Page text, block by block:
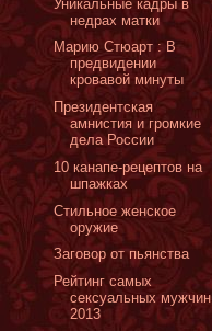
Уникальные кадры в
недрах матки
Марию Стюарт : В
предвидении
кровавой минуты
Президентская
амнистия и громкие
дела России
10 канапе-рецептов на
шпажках
Стильное женское
оружие
Заговор от пьянства
Рейтинг самых
сексуальных мужчин
2013